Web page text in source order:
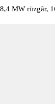
MW rüzgâr,